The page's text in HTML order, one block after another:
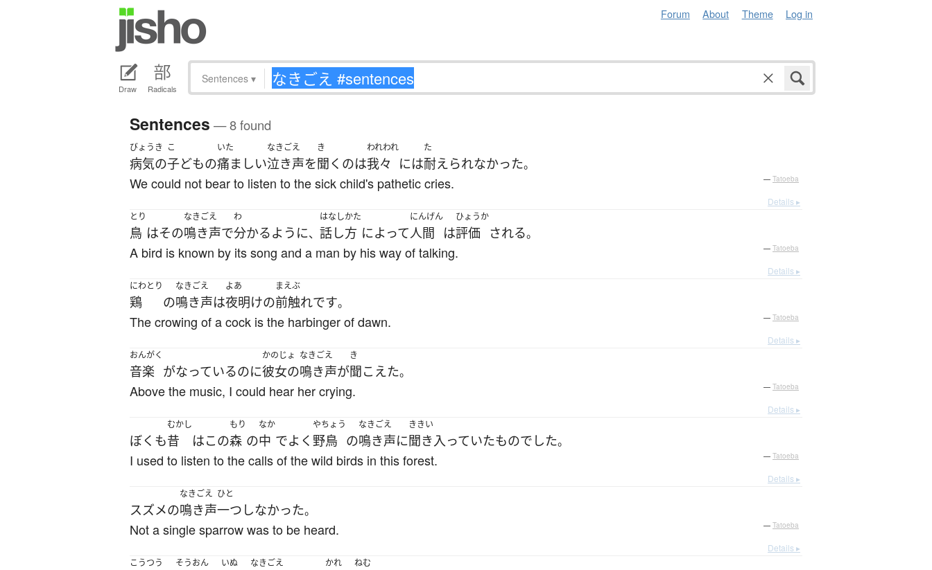
Forum About Theme Log in
Draw Radicals
Sentences ▾
Sentences — 8 found
びょうき
病気の
こ
子どもの
いた
痛ましい
なきごえ
泣き声を
き
聞く のは
われわれ
我々 には
た
耐えられなかった。
We could not bear to listen to the sick child's pathetic cries. — Tatoeba
Details ▸
とり
鳥 はその
なきごえ
鳴き声で
わ
分かるように、
はなしかた
話し方 によって
にんげん
人間 は
ひょうか
評価 される。
A bird is known by its song and a man by his way of talking. — Tatoeba
Details ▸
にわとり
鶏 の
なきごえ
鳴き声は
よあ
夜明けの
まえぶ
前触れです。
The crowing of a cock is the harbinger of dawn. — Tatoeba
Details ▸
おんがく
音楽 がなっているのに
かのじょ
彼女の
なきごえ
鳴き声が
き
聞こえた。
Above the music, I could hear her crying. — Tatoeba
Details ▸
ぼく も
むかし
昔 はこの
もり
森 の
なか
中 でよく
やちょう
野鳥 の
なきごえ
鳴き声に
ききい
聞き入っていたものでした。
I used to listen to the calls of the wild birds in this forest. — Tatoeba
Details ▸
スズメの
なきごえ
鳴き声
ひと
一つ しなかった。
Not a single sparrow was to be heard. — Tatoeba
Details ▸
こうつう
そうおん いぬ なきごえ かれ ねむ